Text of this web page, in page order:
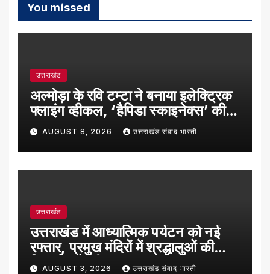
You missed
उत्तराखंड
अल्मोड़ा के रवि टम्टा ने बनाया इलेक्ट्रिक
फ्लाइंग व्हीकल, ‘हैपिडा स्काइनेक्स’ की
सफल ट्रायल उड़ान
AUGUST 8, 2026 उत्तराखंड संवाद भारती
उत्तराखंड
उत्तराखंड में आध्यात्मिक पर्यटन को नई
रफ्तार, प्रमुख मंदिरों में श्रद्धालुओं की
रिकॉर्ड बढ़ोतरी
AUGUST 3, 2026 उत्तराखंड संवाद भारती